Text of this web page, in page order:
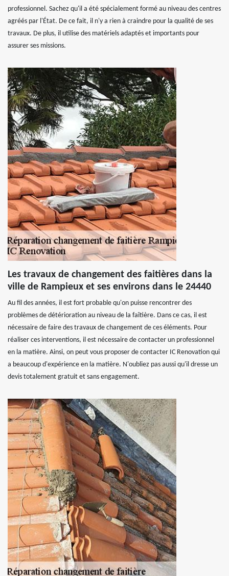
professionnel. Sachez qu'il a été spécialement formé au niveau des centres
agréés par l'État. De ce fait, il n'y a rien à craindre pour la qualité de ses
travaux. De plus, il utilise des matériels adaptés et importants pour
assurer ses missions.
Les travaux de changement des faitières dans la
ville de Rampieux et ses environs dans le 24440
Au fil des années, il est fort probable qu'on puisse rencontrer des
problèmes de détérioration au niveau de la faîtière. Dans ce cas, il est
nécessaire de faire des travaux de changement de ces éléments. Pour
réaliser ces interventions, il est nécessaire de contacter un professionnel
en la matière. Ainsi, on peut vous proposer de contacter IC Renovation qui
a beaucoup d'expérience en la matière. N'oubliez pas aussi qu'il dresse un
devis totalement gratuit et sans engagement.